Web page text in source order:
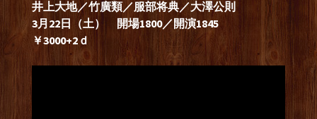
井上大地／竹廣類／服部将典／大澤公則
3月22日（土） 開場1800／開演1845
￥3000+2ｄ